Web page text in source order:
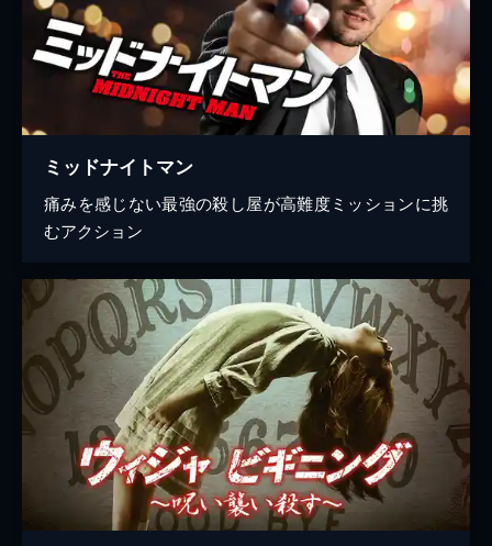
ミッドナイトマン
痛みを感じない最強の殺し屋が高難度ミッションに挑
むアクション